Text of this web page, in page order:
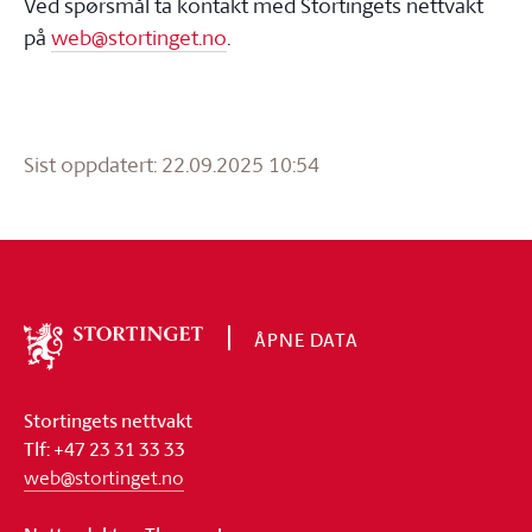
på web@stortinget.no.
Sist oppdatert: 22.09.2025 10:54
Om
Stortinget
ÅPNE DATA
Stortingets nettvakt
Tlf: +47 23 31 33 33
web@stortinget.no